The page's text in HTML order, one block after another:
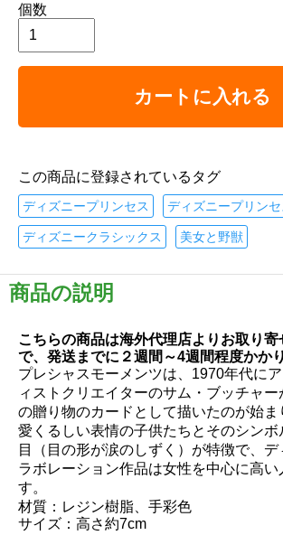
個数
カートに入れる
この商品に登録されているタグ
ディズニープリンセス ディズニープリンセ
ディズニークラシックス 美女と野獣
商品の説明
こちらの商品は海外代理店よりお取り
で、発送までに２週間～4週間程度かか
プレシャスモーメンツは、1970年代に
ィストクリエイターのサム・ブッチャ
の贈り物のカードとして描いたのが始ま
愛くるしい表情の子供たちとそのシン
目（目の形が涙のしずく）が特徴で、デ
ラボレーション作品は女性を中心に高い
す。
材質：レジン樹脂、手彩色
サイズ：高さ約7cm